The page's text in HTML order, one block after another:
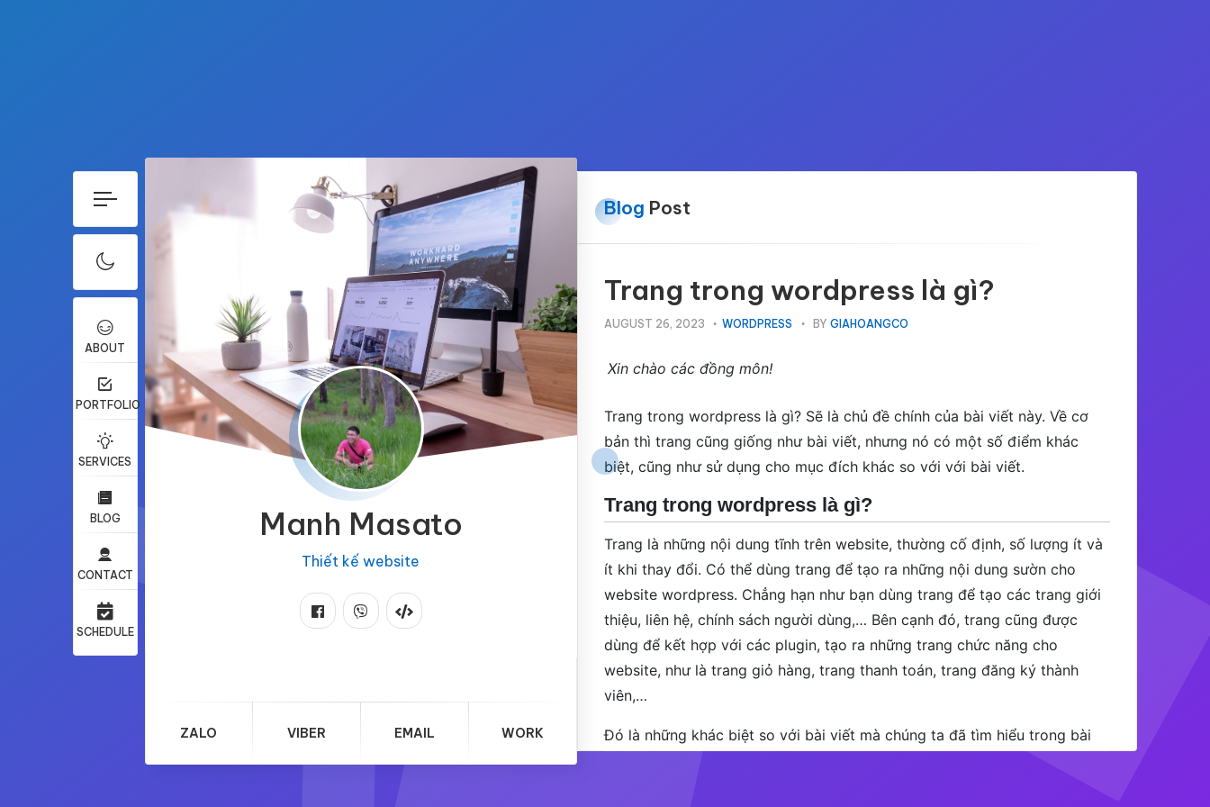
ABOUT
PORTFOLIO
SERVICES
BLOG
CONTACT
SCHEDULE
Manh Masato
Thiết kế website
ZALO VIBER EMAIL WORK
Blog Post
Trang trong wordpress là gì?
AUGUST 26, 2023 WORDPRESS BY GIAHOANGCO
Xin chào các đồng môn!
Trang trong wordpress là gì? Sẽ là chủ đề chính của bài viết này. Về cơ
bản thì trang cũng giống như bài viết, nhưng nó có một số điểm khác
biệt, cũng như sử dụng cho mục đích khác so với với bài viết.
Trang trong wordpress là gì?
Trang là những nội dung tĩnh trên website, thường cố định, số lượng ít và
ít khi thay đổi. Có thể dùng trang để tạo ra những nội dung sườn cho
website wordpress. Chẳng hạn như bạn dùng trang để tạo các trang giới
thiệu, liên hệ, chính sách người dùng,… Bên cạnh đó, trang cũng được
dùng để kết hợp với các plugin, tạo ra những trang chức năng cho
website, như là trang giỏ hàng, trang thanh toán, trang đăng ký thành
viên,…
Đó là những khác biệt so với bài viết mà chúng ta đã tìm hiểu trong bài